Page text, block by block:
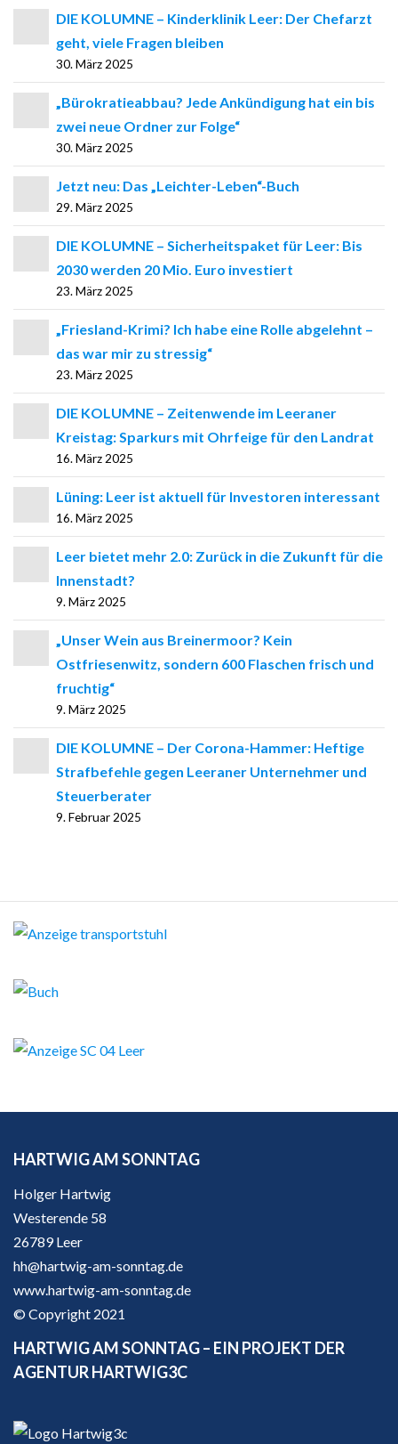
DIE KOLUMNE – Kinderklinik Leer: Der Chefarzt
geht, viele Fragen bleiben
30. März 2025
„Bürokratieabbau? Jede Ankündigung hat ein bis
zwei neue Ordner zur Folge“
30. März 2025
Jetzt neu: Das „Leichter-Leben“-Buch
29. März 2025
DIE KOLUMNE – Sicherheitspaket für Leer: Bis
2030 werden 20 Mio. Euro investiert
23. März 2025
„Friesland-Krimi? Ich habe eine Rolle abgelehnt –
das war mir zu stressig“
23. März 2025
DIE KOLUMNE – Zeitenwende im Leeraner
Kreistag: Sparkurs mit Ohrfeige für den Landrat
16. März 2025
Lüning: Leer ist aktuell für Investoren interessant
16. März 2025
Leer bietet mehr 2.0: Zurück in die Zukunft für die
Innenstadt?
9. März 2025
„Unser Wein aus Breinermoor? Kein
Ostfriesenwitz, sondern 600 Flaschen frisch und
fruchtig“
9. März 2025
DIE KOLUMNE – Der Corona-Hammer: Heftige
Strafbefehle gegen Leeraner Unternehmer und
Steuerberater
9. Februar 2025
HARTWIG AM SONNTAG
Holger Hartwig
Westerende 58
26789 Leer
hh@hartwig-am-sonntag.de
www.hartwig-am-sonntag.de
© Copyright 2021
HARTWIG AM SONNTAG – EIN PROJEKT DER
AGENTUR HARTWIG3C